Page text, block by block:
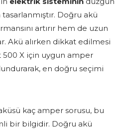
tasarlanmıştır. Doğru akü
artırır hem de uzun
Akü alırken dikkat edilmesi
500 X için uygun amper
en doğru seçimi
kaç amper sorusu, bu
bir bilgidir. Doğru akü